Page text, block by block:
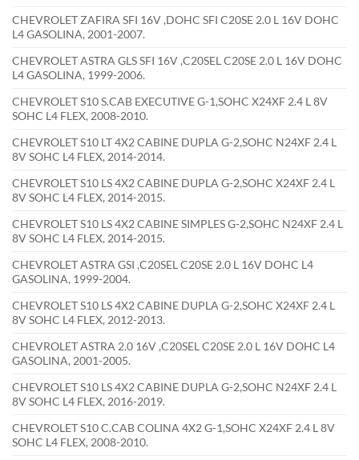
CHEVROLET ZAFIRA SFI 16V ,DOHC SFI C20SE 2.0 L 16V DOHC
L4 GASOLINA, 2001-2007.
CHEVROLET ASTRA GLS SFI 16V ,C20SEL C20SE 2.0 L 16V DOHC
L4 GASOLINA, 1999-2006.
CHEVROLET S10 S.CAB EXECUTIVE G-1,SOHC X24XF 2.4 L 8V
SOHC L4 FLEX, 2008-2010.
CHEVROLET S10 LT 4X2 CABINE DUPLA G-2,SOHC N24XF 2.4 L
8V SOHC L4 FLEX, 2014-2014.
CHEVROLET S10 LS 4X2 CABINE DUPLA G-2,SOHC X24XF 2.4 L
8V SOHC L4 FLEX, 2014-2015.
CHEVROLET S10 LS 4X2 CABINE SIMPLES G-2,SOHC N24XF 2.4 L
8V SOHC L4 FLEX, 2014-2015.
CHEVROLET ASTRA GSI ,C20SEL C20SE 2.0 L 16V DOHC L4
GASOLINA, 1999-2004.
CHEVROLET S10 LS 4X2 CABINE DUPLA G-2,SOHC X24XF 2.4 L
8V SOHC L4 FLEX, 2012-2013.
CHEVROLET ASTRA 2.0 16V ,C20SEL C20SE 2.0 L 16V DOHC L4
GASOLINA, 2001-2005.
CHEVROLET S10 LS 4X2 CABINE DUPLA G-2,SOHC N24XF 2.4 L
8V SOHC L4 FLEX, 2016-2019.
CHEVROLET S10 C.CAB COLINA 4X2 G-1,SOHC X24XF 2.4 L 8V
SOHC L4 FLEX, 2008-2010.